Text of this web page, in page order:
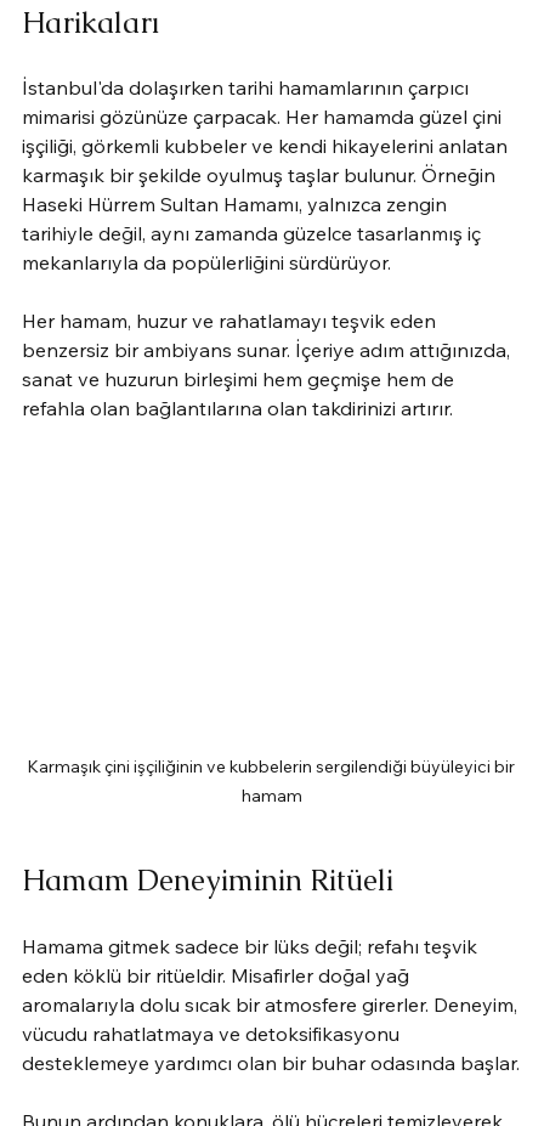
Harikaları
İstanbul'da dolaşırken tarihi hamamlarının çarpıcı
mimarisi gözünüze çarpacak. Her hamamda güzel çini
işçiliği, görkemli kubbeler ve kendi hikayelerini anlatan
karmaşık bir şekilde oyulmuş taşlar bulunur. Örneğin
Haseki Hürrem Sultan Hamamı, yalnızca zengin
tarihiyle değil, aynı zamanda güzelce tasarlanmış iç
mekanlarıyla da popülerliğini sürdürüyor.
Her hamam, huzur ve rahatlamayı teşvik eden
benzersiz bir ambiyans sunar. İçeriye adım attığınızda,
sanat ve huzurun birleşimi hem geçmişe hem de
refahla olan bağlantılarına olan takdirinizi artırır.
Karmaşık çini işçiliğinin ve kubbelerin sergilendiği büyüleyici bir
hamam
Hamam Deneyiminin Ritüeli
Hamama gitmek sadece bir lüks değil; refahı teşvik
eden köklü bir ritüeldir. Misafirler doğal yağ
aromalarıyla dolu sıcak bir atmosfere girerler. Deneyim,
vücudu rahatlatmaya ve detoksifikasyonu
desteklemeye yardımcı olan bir buhar odasında başlar.